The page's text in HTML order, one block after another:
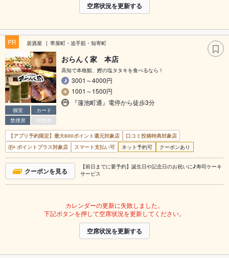
空席状況を更新する
PR 居酒屋 帯屋町・追手筋・知寄町
個室
カード
禁煙席
喫煙席
おらんく家 本店
高知で本格鮨、鰹の塩タタキを食べるなら！
3001～4000円
1001～1500円
『蓮池町通』電停から徒歩3分
【アプリ予約限定】最大800ポイント還元対象店
口コミ投稿特典対象店
ポイントプラス対象店
スマート支払い可 ネット予約可 クーポンあり
クーポンを見る
【前日までに要予約】誕生日や記念日のお祝いに♪寿司ケーキ
サービス
カレンダーの更新に失敗しました。
下記ボタンを押して空席状況を更新してください。
空席状況を更新する